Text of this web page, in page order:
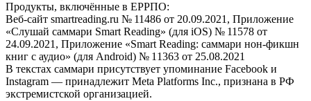
Продукты, включённые в ЕРРПО:
Веб-сайт smartreading.ru № 11486 от 20.09.2021, Приложение
«Слушай саммари Smart Reading» (для iOS) № 11578 от
24.09.2021, Приложение «Smart Reading: саммари нон-фикшн
книг с аудио» (для Android) № 11363 от 25.08.2021
В текстах саммари присутствует упоминание Facebook и
Instagram — принадлежит Meta Platforms Inc., признана в РФ
экстремистской организацией.